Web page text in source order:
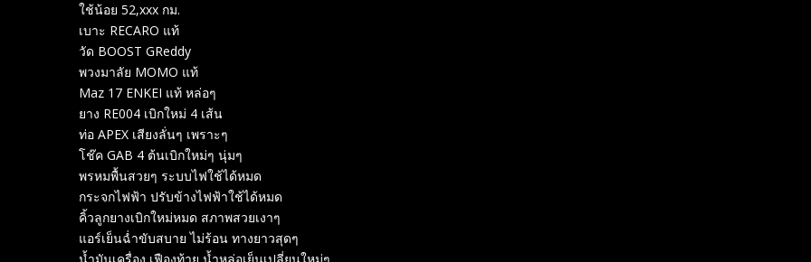
ใช้น้อย 52,xxx กม.
เบาะ RECARO แท้
วัด BOOST GReddy
พวงมาลัย MOMO แท้
Maz 17 ENKEI แท้ หล่อๆ
ยาง RE004 เบิกใหม่ 4 เส้น
ท่อ APEX เสียงลั่นๆ เพราะๆ
โช๊ค GAB 4 ต้นเบิกใหม่ๆ นุ่มๆ
พรหมพื้นสวยๆ ระบบไฟใช้ได้หมด
กระจกไฟฟ้า ปรับข้างไฟฟ้าใช้ได้หมด
คิ้วลูกยางเบิกใหม่หมด สภาพสวยเงาๆ
แอร์เย็นฉ่ำขับสบาย ไม่ร้อน ทางยาวสุดๆ